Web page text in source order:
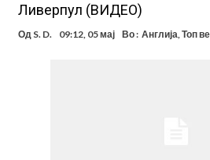
Ливерпул (ВИДЕО)
Од S. D. 09:12, 05 мај Во : Англија Топ